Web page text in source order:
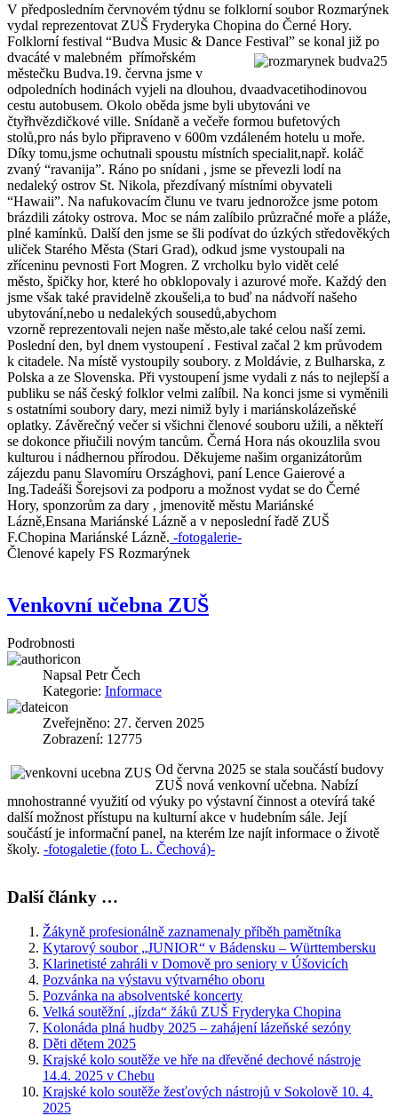
V předposledním červnovém týdnu se folklorní soubor Rozmarýnek
vydal reprezentovat ZUŠ Fryderyka Chopina do Černé Hory.
Folklorní festival “Budva Music & Dance Festival” se konal již po
dvacáté v malebném přímořském
městečku Budva.19. června jsme v
odpoledních hodinách vyjeli na dlouhou, dvaadvacetihodinovou
cestu autobusem. Okolo oběda jsme byli ubytováni ve
čtyřhvězdičkové ville. Snídaně a večeře formou bufetových
stolů,pro nás bylo připraveno v 600m vzdáleném hotelu u moře.
Díky tomu,jsme ochutnali spoustu místních specialit,např. koláč
zvaný “ravanija”. Ráno po snídani , jsme se převezli lodí na
nedaleký ostrov St. Nikola, přezdívaný místními obyvateli
“Hawaii”. Na nafukovacím člunu ve tvaru jednorožce jsme potom
brázdili zátoky ostrova. Moc se nám zalíbilo průzračné moře a pláže,
plné kamínků. Další den jsme se šli podívat do úzkých středověkých
uliček Starého Města (Stari Grad), odkud jsme vystoupali na
zříceninu pevnosti Fort Mogren. Z vrcholku bylo vidět celé
město, špičky hor, které ho obklopovaly i azurové moře. Každý den
jsme však také pravidelně zkoušeli,a to buď na nádvoří našeho
ubytování,nebo u nedalekých sousedů,abychom
vzorně reprezentovali nejen naše město,ale také celou naší zemi.
Poslední den, byl dnem vystoupení . Festival začal 2 km průvodem
k citadele. Na místě vystoupily soubory. z Moldávie, z Bulharska, z
Polska a ze Slovenska. Při vystoupení jsme vydali z nás to nejlepší a
publiku se náš český folklor velmi zalíbil. Na konci jsme si vyměnili
s ostatními soubory dary, mezi nimiž byly i mariánskolázeňské
oplatky. Závěrečný večer si všichni členové souboru užili, a někteří
se dokonce přiučili novým tancům. Černá Hora nás okouzlila svou
kulturou i nádhernou přírodou. Děkujeme našim organizátorům
zájezdu panu Slavomíru Országhovi, paní Lence Gaierové a
Ing.Tadeáši Šorejsovi za podporu a možnost vydat se do Černé
Hory, sponzorům za dary , jmenovitě městu Mariánské
Lázně,Ensana Mariánské Lázně a v neposlední řadě ZUŠ
F.Chopina Mariánské Lázně. -fotogalerie-
Členové kapely FS Rozmarýnek
Venkovní učebna ZUŠ
Podrobnosti
Napsal Petr Čech
Kategorie: Informace
Zveřejněno: 27. červen 2025
Zobrazení: 12775
Od června 2025 se stala součástí budovy
ZUŠ nová venkovní učebna. Nabízí
mnohostranné využití od výuky po výstavní činnost a otevírá také
další možnost přístupu na kulturní akce v hudebním sále. Její
součástí je informační panel, na kterém lze najít informace o životě
školy. -fotogaletie (foto L. Čechová)-
Další články …
Žákyně profesionálně zaznamenaly příběh pamětníka
Kytarový soubor „JUNIOR“ v Bádensku – Württembersku
Klarinetisté zahráli v Domově pro seniory v Úšovicích
Pozvánka na výstavu výtvarného oboru
Pozvánka na absolventské koncerty
Velká soutěžní „jízda“ žáků ZUŠ Fryderyka Chopina
Kolonáda plná hudby 2025 – zahájení lázeňské sezóny
Děti dětem 2025
Krajské kolo soutěže ve hře na dřevěné dechové nástroje
14.4. 2025 v Chebu
Krajské kolo soutěže žesťových nástrojů v Sokolově 10. 4.
2025